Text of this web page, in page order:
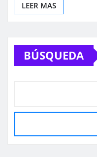
LEER MAS
BÚSQUEDA